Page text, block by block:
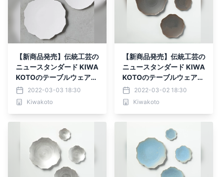
【新商品発売】伝統工芸の
ニュースタンダード KIWA
KOTOのテーブルウェア
【雪】2022-03-03 18:30
Kiwakoto
【新商品発売】伝統工芸の
ニュースタンダード KIWA
KOTOのテーブルウェア
【土】2022-03-02 18:30
Kiwakoto